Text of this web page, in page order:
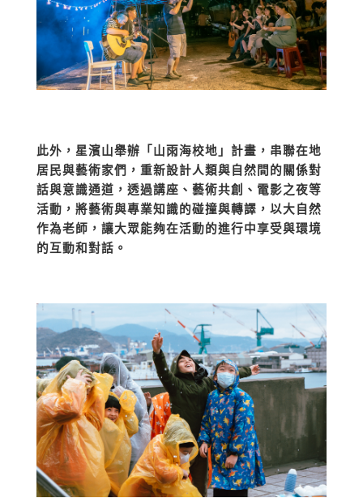
此外，星濱山舉辦「山雨海校地」計畫，串聯在地
居民與藝術家們，重新設計人類與自然間的關係對
話與意識通道，透過講座、藝術共創、電影之夜等
活動，將藝術與專業知識的碰撞與轉譯，以大自然
作為老師，讓大眾能夠在活動的進行中享受與環境
的互動和對話。